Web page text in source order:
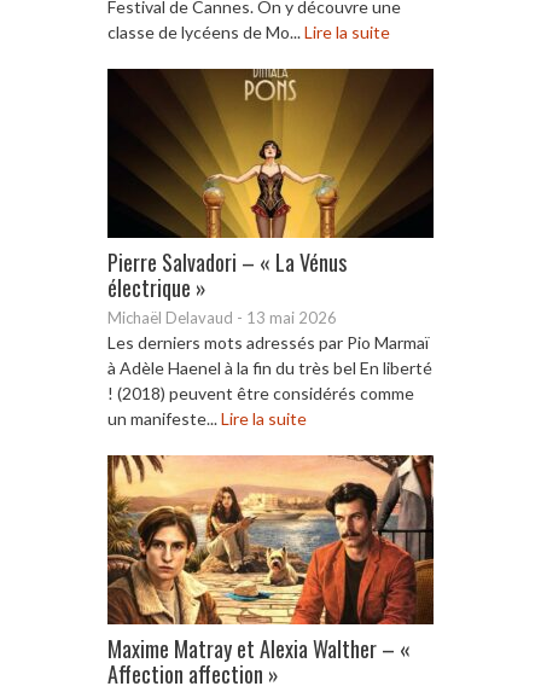
Festival de Cannes. On y découvre une
classe de lycéens de Mo...Lire la suite
Pierre Salvadori – « La Vénus
électrique »
Michaël Delavaud - 13 mai 2026
Les derniers mots adressés par Pio Marmaï
à Adèle Haenel à la fin du très bel En liberté
! (2018) peuvent être considérés comme
un manifeste...Lire la suite
Maxime Matray et Alexia Walther – «
Affection affection »